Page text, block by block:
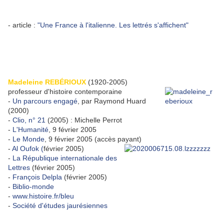
- article : "Une France à l'italienne. Les lettrés s'affichent"
Madeleine REBÉRIOUX (1920-2005)
professeur d'histoire contemporaine
- Un parcours engagé , par Raymond Huard
(2000)
- Clio, n° 21 (2005) : Michelle Perrot
- L'Humanité , 9 février 2005
- Le Monde , 9 février 2005 (accès payant)
- Al Oufok (février 2005)
- La République internationale des
Lettres (février 2005)
- François Delpla (février 2005)
- Biblio-monde
- www.histoire.fr/bleu
- Société d'études jaurésiennes